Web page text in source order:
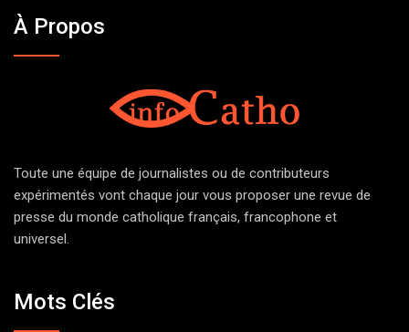
À Propos
Toute une équipe de journalistes ou de contributeurs
expérimentés vont chaque jour vous proposer une revue de
presse du monde catholique français, francophone et
universel.
Mots Clés